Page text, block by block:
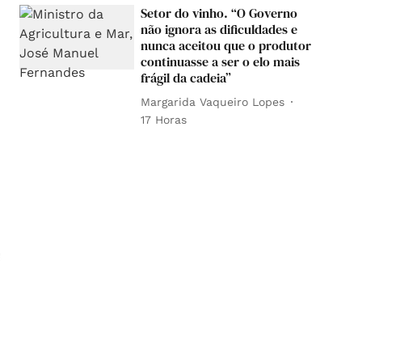
Setor do vinho. “O Governo
não ignora as dificuldades e
nunca aceitou que o produtor
continuasse a ser o elo mais
frágil da cadeia”
Margarida Vaqueiro Lopes
17 Horas